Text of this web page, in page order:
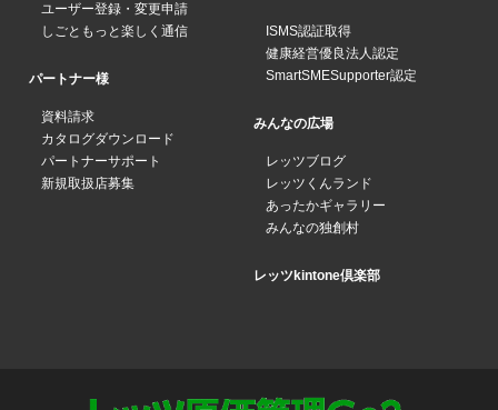
ユーザー登録・変更申請
しごともっと楽しく通信
パートナー様
資料請求
カタログダウンロード
パートナーサポート
新規取扱店募集
ISMS認証取得
健康経営優良法人認定
SmartSMESupporter認定
みんなの広場
レッツブログ
レッツくんランド
あったかギャラリー
みんなの独創村
レッツkintone倶楽部